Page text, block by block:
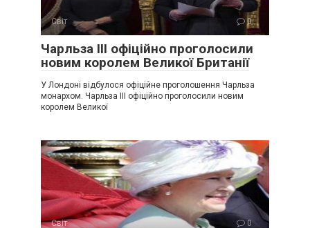
Світ 0
Чарльза III офіційно проголосили
новим королем Великої Британії
У Лондоні відбулося офіційне проголошення Чарльза
монархом. Чарльза III офіційно проголосили новим
королем Великої
Світ 0